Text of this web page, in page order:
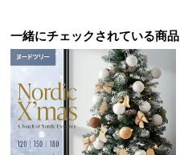
大
商
品
の
配
一緒にチェックされている商品